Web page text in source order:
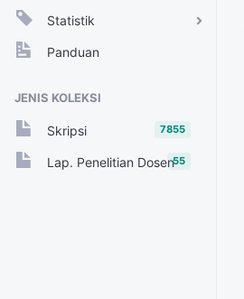
Statistik
View Harian
Rekap View Bulanan
Rekap View Harian
Panduan
JENIS KOLEKSI
Skripsi 7855
Lap. Penelitian Dosen55